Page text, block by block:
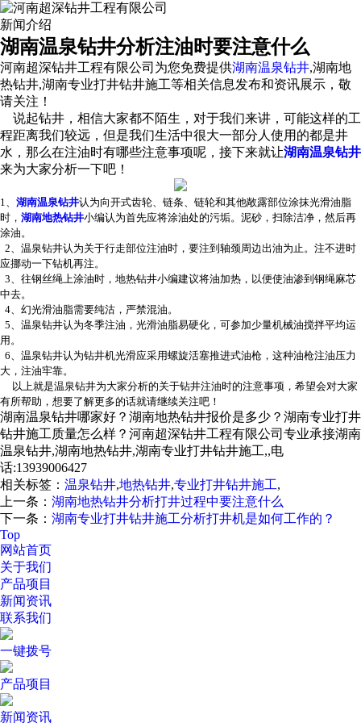
新闻介绍
湖南温泉钻井分析注油时要注意什么
河南超深钻井工程有限公司为您免费提供湖南温泉钻井,湖南地
热钻井,湖南专业打井钻井施工等相关信息发布和资讯展示，敬
请关注！
说起钻井，相信大家都不陌生，对于我们来讲，可能这样的工
程距离我们较远，但是我们生活中很大一部分人使用的都是井
水，那么在注油时有哪些注意事项呢，接下来就让湖南温泉钻井
来为大家分析一下吧！
1、 湖南温泉钻井认为向开式齿轮、链条、链轮和其他敞露部位涂抹光滑油脂
时， 湖南地热钻井小编认为首先应将涂油处的污垢。泥砂，扫除洁净，然后再
涂油。
2、温泉钻井认为关于行走部位注油时，要注到轴颈周边出油为止。注不进时
应挪动一下钻机再注。
3、往钢丝绳上涂油时，地热钻井小编建议将油加热，以便使油渗到钢绳麻芯
中去。
4、幻光滑油脂需要纯沽，严禁混油。
5、温泉钻井认为冬季注油，光滑油脂易硬化，可参加少量机械油搅拌平均运
用。
6、温泉钻井认为钻井机光滑应采用螺旋活塞推进式油枪，这种油枪注油压力
大，注油牢靠。
以上就是温泉钻井为大家分析的关于钻井注油时的注意事项，希望会对大家
有所帮助，想要了解更多的话就请继续关注吧！
湖南温泉钻井哪家好？湖南地热钻井报价是多少？湖南专业打井
钻井施工质量怎么样？河南超深钻井工程有限公司专业承接湖南
温泉钻井,湖南地热钻井,湖南专业打井钻井施工,,电
话:13939006427
相关标签： 温泉钻井,地热钻井,专业打井钻井施工,
上一条： 湖南地热钻井分析打井过程中要注意什么
下一条： 湖南专业打井钻井施工分析打井机是如何工作的？
Top
网站首页
关于我们
产品项目
新闻资讯
联系我们
一键拨号
产品项目
新闻资讯